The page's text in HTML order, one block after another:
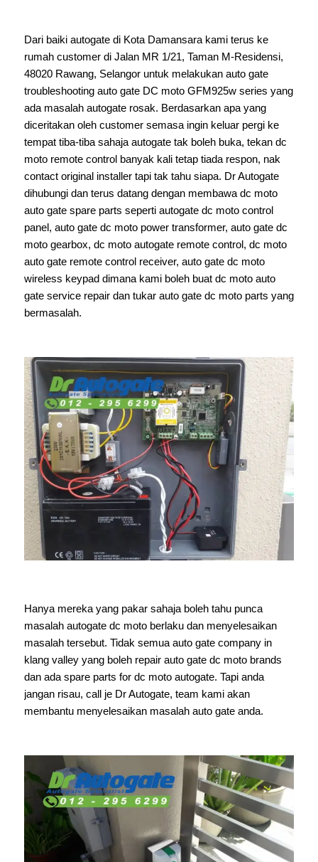
Dari baiki autogate di Kota Damansara kami terus ke
rumah customer di Jalan MR 1/21, Taman M-Residensi,
48020 Rawang, Selangor untuk melakukan auto gate
troubleshooting auto gate DC moto GFM925w series yang
ada masalah autogate rosak. Berdasarkan apa yang
diceritakan oleh customer semasa ingin keluar pergi ke
tempat tiba-tiba sahaja autogate tak boleh buka, tekan dc
moto remote control banyak kali tetap tiada respon, nak
contact original installer tapi tak tahu siapa. Dr Autogate
dihubungi dan terus datang dengan membawa dc moto
auto gate spare parts seperti autogate dc moto control
panel, auto gate dc moto power transformer, auto gate dc
moto gearbox, dc moto autogate remote control, dc moto
auto gate remote control receiver, auto gate dc moto
wireless keypad dimana kami boleh buat dc moto auto
gate service repair dan tukar auto gate dc moto parts yang
bermasalah.
Hanya mereka yang pakar sahaja boleh tahu punca
masalah autogate dc moto berlaku dan menyelesaikan
masalah tersebut. Tidak semua auto gate company in
klang valley yang boleh repair auto gate dc moto brands
dan ada spare parts for dc moto autogate. Tapi anda
jangan risau, call je Dr Autogate, team kami akan
membantu menyelesaikan masalah auto gate anda.